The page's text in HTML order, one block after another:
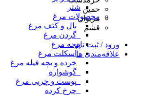
شتر
محصولات مرغ
_بال و کتف مرغ
_گردن مرغ
پنجه مرغ
_اسکلت مرغ
_خرده و بچه فیله مرغ
_گوشواره
_پوست و چربی مرغ
_چرخ کرده
خمین
مریوان
قشم
ورود / ثبت نام
علاقه‌مندی ها